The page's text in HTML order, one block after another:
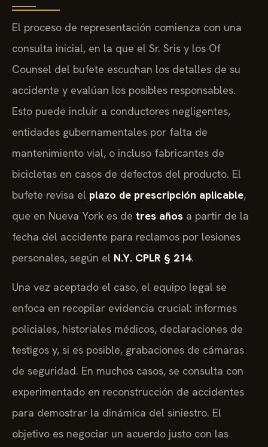
El proceso de representación comienza con una
consulta inicial, en la que el Sr. Sris y los Of
Counsel del bufete escuchan los detalles de su
accidente y evalúan los posibles responsables.
Esto puede incluir a conductores negligentes,
entidades gubernamentales por falta de
mantenimiento vial, o incluso fabricantes de
bicicletas en casos de defectos del producto. El
bufete revisa el plazo de prescripción aplicable,
que en Nueva York es de tres años a partir de la
fecha del accidente para reclamos por lesiones
personales, según el N.Y. CPLR § 214.
Una vez aceptado el caso, el equipo legal se
enfoca en recopilar evidencia crucial: informes
policiales, historiales médicos, declaraciones de
testigos y, si es posible, grabaciones de cámaras
de seguridad. En muchos casos, se consulta con
experimentado en reconstrucción de accidentes
para demostrar la dinámica del siniestro. El
objetivo es negociar un acuerdo justo con las